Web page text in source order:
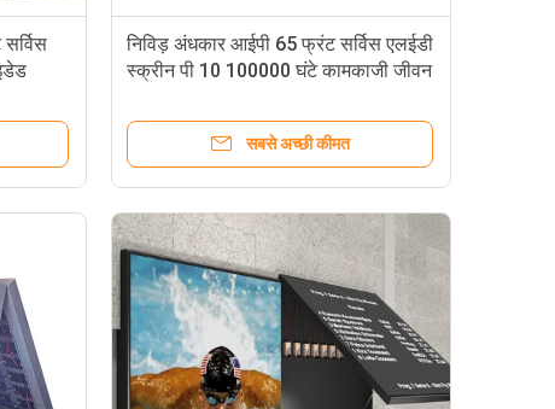
निविड़ अंधकार आईपी 65 फ्रंट सर्विस एलईडी
स्क्रीन पी 10 100000 घंटे कामकाजी जीवन
सबसे अच्छी कीमत